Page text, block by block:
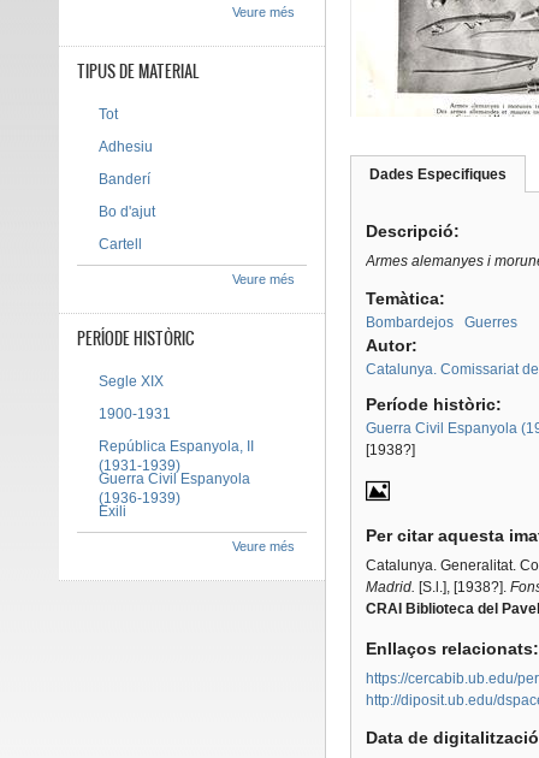
Dades Especifiques
Descripció:
Armes alemanyes i
Temàtica:
Bombardejos Guerres
Autor:
Catalunya. Comissariat
Període històric:
Guerra Civil Espanyola
[1938?]
Per citar aquesta
Catalunya. Generalitat.
Madrid. [S.l.], [1938?].
CRAI Biblioteca del
Enllaços
https://cercabib.ub.edu/
http://diposit.ub.edu/
Data de
Veure més
TIPUS DE MATERIAL
Tot
Adhesiu
Banderí
Bo d'ajut
Cartell
Veure més
PERÍODE HISTÒRIC
Segle XIX
1900-1931
República Espanyola, II
(1931-1939)
Guerra Civil Espanyola
(1936-1939)
Exili
Veure més